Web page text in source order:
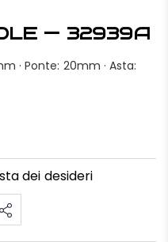
— 32939A
· Ponte: 20mm · Asta:
dei desideri